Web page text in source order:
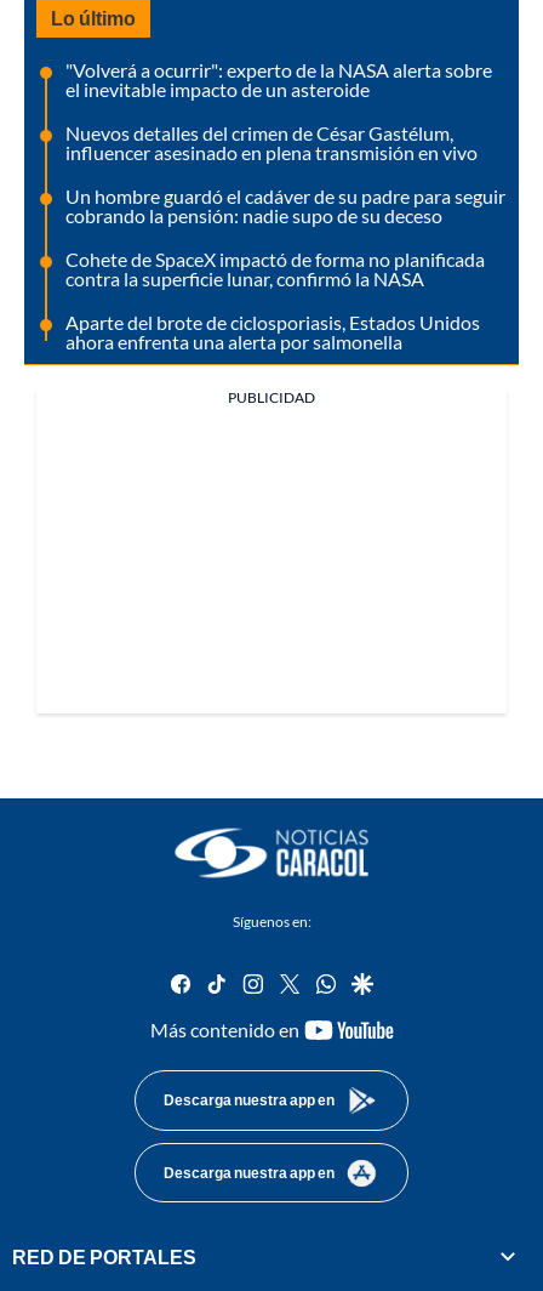
Lo último
"Volverá a ocurrir": experto de la NASA alerta sobre
el inevitable impacto de un asteroide
Nuevos detalles del crimen de César Gastélum,
influencer asesinado en plena transmisión en vivo
Un hombre guardó el cadáver de su padre para seguir
cobrando la pensión: nadie supo de su deceso
Cohete de SpaceX impactó de forma no planificada
contra la superficie lunar, confirmó la NASA
Aparte del brote de ciclosporiasis, Estados Unidos
ahora enfrenta una alerta por salmonella
PUBLICIDAD
Síguenos en:
facebook
tiktok instagram
twitterwhatsapp
google
Más contenido en
youtube-
Descarga nuestra app en
Descarga nuestra app en
RED DE PORTALES